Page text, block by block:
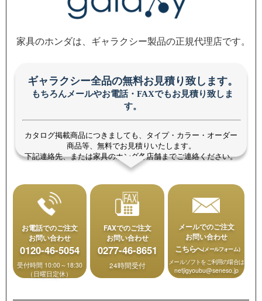
家具のホンダは、ギャラクシー製品の正規代理店です。
ギャラクシー全品の無料お見積り致します。
もちろんメールやお電話・FAXでもお見積り致しま
す。
カタログ掲載商品につきましても、タイプ・カラー・オーダー
商品等、無料でお見積りいたします。
下記連絡先、または家具のホンダ各店舗までご連絡ください。
お電話でのご注文
お問い合わせ
0120-46-5054
受付時間 10:00～18:30
（日曜日定休）
FAXでのご注文
お問い合わせ
0277-46-8651
24時間受付
メールでのご注文
お問い合わせ
こちらへ（メールフォーム）
メールソフトをご利用の場合は
netjigyoubu@seneso.jp